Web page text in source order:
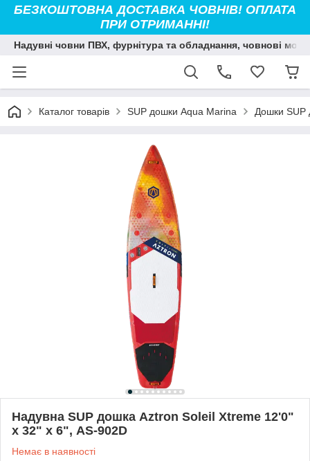
БЕЗКОШТОВНА ДОСТАВКА ЧОВНІВ! ОПЛАТА
ПРИ ОТРИМАННІ!
Надувні човни ПВХ, фурнітура та обладнання, човнові
Каталог товарів SUP дошки Aqua Marina Дошки SUP
Надувна SUP дошка Aztron Soleil Xtreme 12'0"
x 32" х 6", AS-902D
Немає в наявності